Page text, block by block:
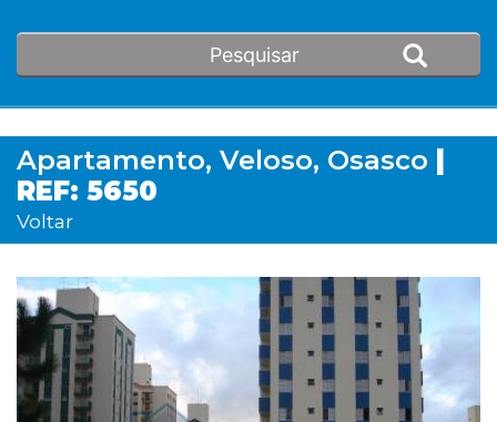
Apartamento, Veloso, Osasco
REF: 5650
Voltar